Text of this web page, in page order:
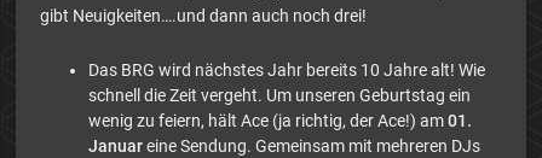
gibt Neuigkeiten….und dann auch noch drei!
Das BRG wird nächstes Jahr bereits 10 Jahre alt! Wie
schnell die Zeit vergeht. Um unseren Geburtstag ein
wenig zu feiern, hält Ace (ja richtig, der Ace!) am01.
Januareine Sendung. Gemeinsam mit mehreren DJs